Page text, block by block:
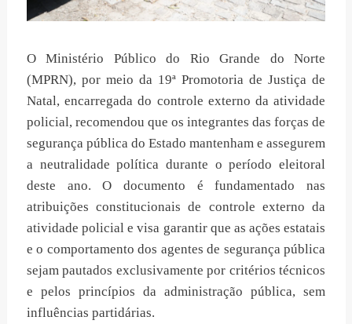
O Ministério Público do Rio Grande do Norte
(MPRN), por meio da 19ª Promotoria de Justiça de
Natal, encarregada do controle externo da atividade
policial, recomendou que os integrantes das forças de
segurança pública do Estado mantenham e assegurem
a neutralidade política durante o período eleitoral
deste ano. O documento é fundamentado nas
atribuições constitucionais de controle externo da
atividade policial e visa garantir que as ações estatais
e o comportamento dos agentes de segurança pública
sejam pautados exclusivamente por critérios técnicos
e pelos princípios da administração pública, sem
influências partidárias.